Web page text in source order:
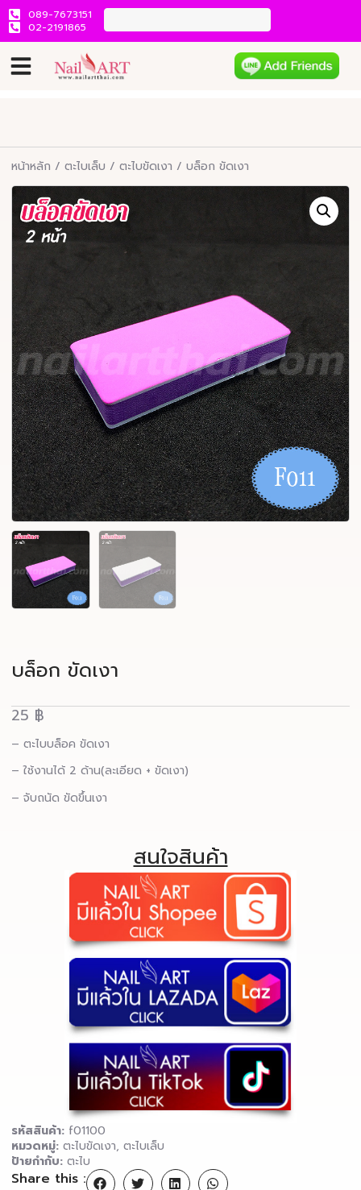
089-7673151
02-2191865
หน้าหลัก / ตะไบเล็บ / ตะไบขัดเงา / บล็อก ขัดเงา
บล็อก ขัดเงา
25 ฿
– ตะไบบล็อค ขัดเงา
– ใช้งานได้ 2 ด้าน(ละเอียด + ขัดเงา)
– จับถนัด ขัดขึ้นเงา
สนใจสินค้า
รหัสสินค้า: f01100
หมวดหมู่: ตะไบขัดเงา, ตะไบเล็บ
ป้ายกำกับ: ตะไบ
Share this :